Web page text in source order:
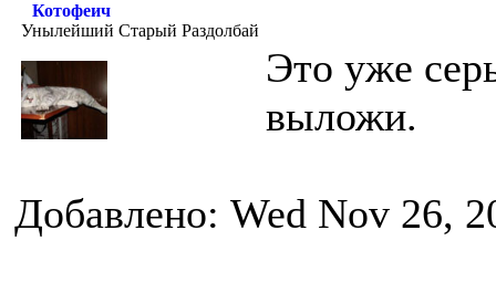
Котофеич
Унылейший Старый Раздолбай
Это уже
выложи.
Добавлено: Wed Nov 26,